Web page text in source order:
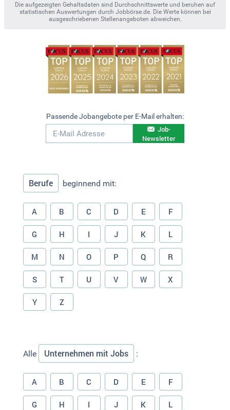
Die aufgezeigten Gehaltsdaten sind Durchschnittswerte und beruhen auf
statistischen Auswertungen durch Jobbörse.de. Die Werte können bei
ausgeschriebenen Stellenangeboten abweichen.
Passende Jobangebote per E-Mail erhalten:
Job-
Newsletter
Berufe beginnend mit:
A B C D E F
G H I J K L
M N O P Q R
S T U V W X
Y Z
Alle Unternehmen mit Jobs :
A B C D E F
G H I J K L